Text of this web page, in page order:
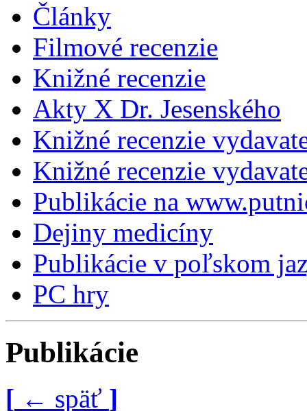
Články
Filmové recenzie
Knižné recenzie
Akty X Dr. Jesenského
Knižné recenzie
Knižné recenzie
Publikácie na
Dejiny medicíny
Publikácie v poľskom
PC hry
Publikácie
[ ← späť ]